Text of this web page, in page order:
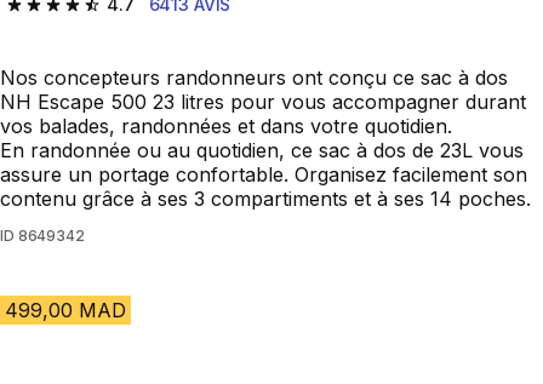
4.7
4.7 out of 5 stars from 6413 reviews
6413 AVIS
Nos concepteurs randonneurs ont conçu ce sac à dos
NH Escape 500 23 litres pour vous accompagner durant
vos balades, randonnées et dans votre quotidien.
En randonnée ou au quotidien, ce sac à dos de 23L vous
assure un portage confortable. Organisez facilement son
contenu grâce à ses 3 compartiments et à ses 14 poches.
ID 8649342
499,00 MAD